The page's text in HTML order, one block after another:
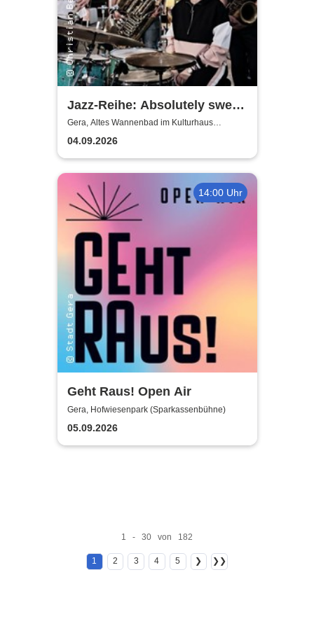
Jazz-Reihe: Absolutely sweet
Marie
Gera, Altes Wannenbad im Kulturhaus
Häselburg Gera
04.09.2026
14:00 Uhr
Geht Raus! Open Air
Gera, Hofwiesenpark (Sparkassenbühne)
05.09.2026
1 - 30 von 182
1 2 3 4 5 ❯ ❯❯